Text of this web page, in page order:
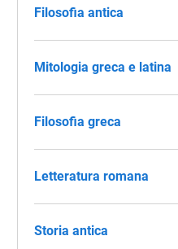
Filosofia antica
Mitologia greca e latina
Filosofia greca
Letteratura romana
Storia antica